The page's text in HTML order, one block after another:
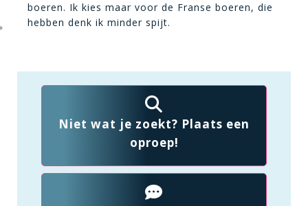
boeren. Ik kies maar voor de Franse boeren, die
hebben denk ik minder spijt.
Niet wat je zoekt? Plaats een
oproep!